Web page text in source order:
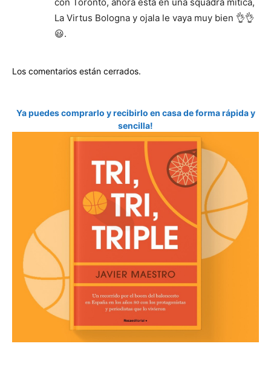
La Virtus Bologna y ojala le vaya muy bien 👌👌
😃.
Los comentarios están cerrados.
Ya puedes comprarlo y recibirlo en casa de forma rápida y
sencilla!